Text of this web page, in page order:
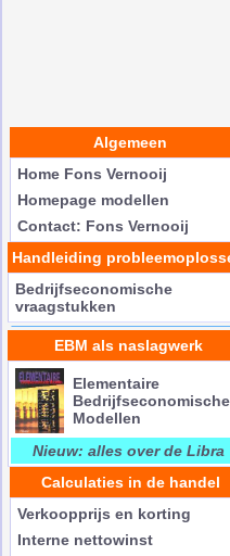
Algemeen
Home Fons Vernooij
Homepage modellen
Contact: Fons Vernooij
Handleiding
Bedrijfseconomische
vraagstukken
EBM als naslagwerk
Elementaire
Bedrijfseconomische
Modellen
Nieuw: alles over de Libra
Calculaties in de handel
Verkoopprijs en korting
Interne nettowinst